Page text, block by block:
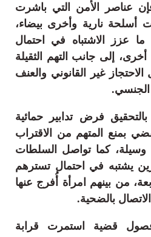
عناصر الأمن التي باشرت
أسلحة نارية وأخرى بيضاء،
عزز الاشتباه في احتمال
إلى جانب التهم الثقيلة
غير القانوني والعنف
الجنسي.
فرض تدابير حمائية
بمنع المتهم من الاقتراب
وسيلة، كما تواصل السلطات
يشتبه في احتمال تسترهم
من بينهم امرأة أُفرج عنها
بالضحية.
قضية استمرت قرابة